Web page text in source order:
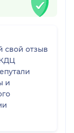
свой отзыв
и